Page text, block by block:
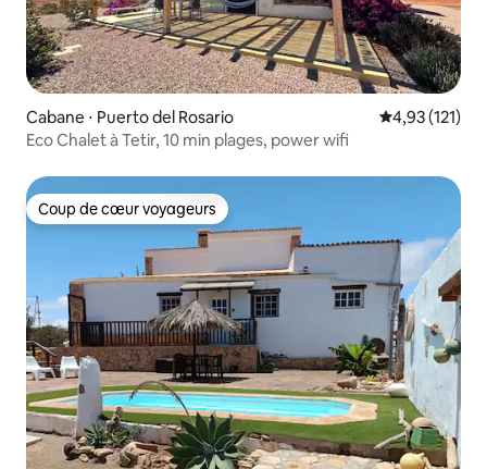
Cabane ⋅ Puerto del Rosario Évaluation
4,93 (121)
Eco Chalet à Tetir, 10 min plages, power wifi
Coup de cœur voyageurs
Coup de cœur voyageurs